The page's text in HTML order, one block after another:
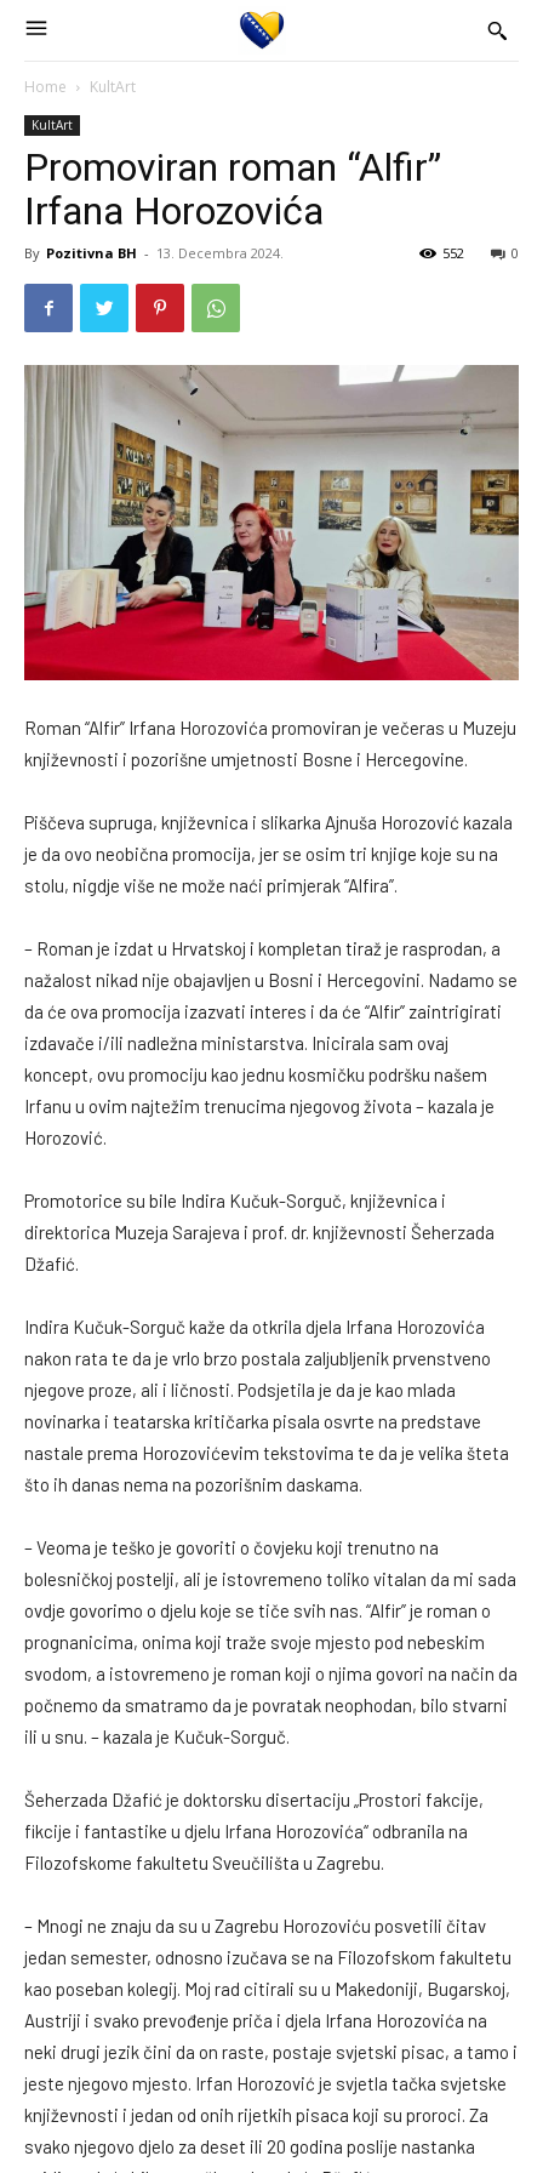
Home KultArt
KultArt
Promoviran roman “Alfir”
Irfana Horozovića
By Pozitivna BH - 13. Decembra 2024. 0
552
Roman “Alfir” Irfana Horozovića promoviran je večeras u Muzeju
književnosti i pozorišne umjetnosti Bosne i Hercegovine.
Piščeva supruga, književnica i slikarka Ajnuša Horozović kazala
je da ovo neobična promocija, jer se osim tri knjige koje su na
stolu, nigdje više ne može naći primjerak “Alfira”.
– Roman je izdat u Hrvatskoj i kompletan tiraž je rasprodan, a
nažalost nikad nije obajavljen u Bosni i Hercegovini. Nadamo se
da će ova promocija izazvati interes i da će “Alfir” zaintrigirati
izdavače i/ili nadležna ministarstva. Inicirala sam ovaj
koncept, ovu promociju kao jednu kosmičku podršku našem
Irfanu u ovim najtežim trenucima njegovog života – kazala je
Horozović.
Promotorice su bile Indira Kučuk-Sorguč, književnica i
direktorica Muzeja Sarajeva i prof. dr. književnosti Šeherzada
Džafić.
Indira Kučuk-Sorguč kaže da otkrila djela Irfana Horozovića
nakon rata te da je vrlo brzo postala zaljubljenik prvenstveno
njegove proze, ali i ličnosti. Podsjetila je da je kao mlada
novinarka i teatarska kritičarka pisala osvrte na predstave
nastale prema Horozovićevim tekstovima te da je velika šteta
što ih danas nema na pozorišnim daskama.
– Veoma je teško je govoriti o čovjeku koji trenutno na
bolesničkoj postelji, ali je istovremeno toliko vitalan da mi sada
ovdje govorimo o djelu koje se tiče svih nas. “Alfir” je roman o
prognanicima, onima koji traže svoje mjesto pod nebeskim
svodom, a istovremeno je roman koji o njima govori na način da
počnemo da smatramo da je povratak neophodan, bilo stvarni
ili u snu. – kazala je Kučuk-Sorguč.
Šeherzada Džafić je doktorsku disertaciju „Prostori fakcije,
fikcije i fantastike u djelu Irfana Horozovića“ odbranila na
Filozofskome fakultetu Sveučilišta u Zagrebu.
– Mnogi ne znaju da su u Zagrebu Horozoviću posvetili čitav
jedan semester, odnosno izučava se na Filozofskom fakultetu
kao poseban kolegij. Moj rad citirali su u Makedoniji, Bugarskoj,
Austriji i svako prevođenje priča i djela Irfana Horozovića na
neki drugi jezik čini da on raste, postaje svjetski pisac, a tamo i
jeste njegovo mjesto. Irfan Horozović je svjetla tačka svjetske
književnosti i jedan od onih rijetkih pisaca koji su proroci. Za
svako njegovo djelo za deset ili 20 godina poslije nastanka